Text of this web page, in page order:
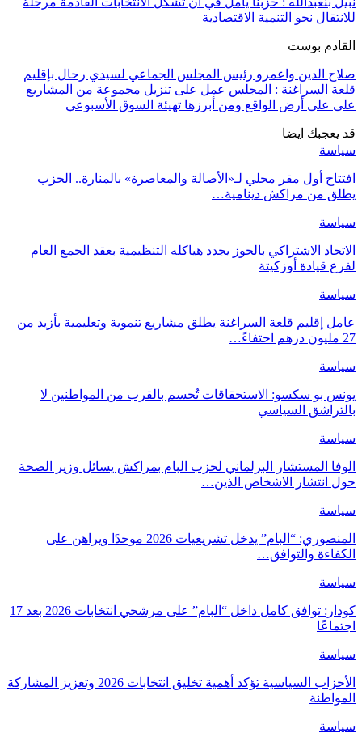
للانتقال نحو التنمية الاقتصادية
القادم بوست
صلاح الدين واعمرو رئيس المجلس الجماعي لسيدي رحال بإقليم
قلعة السراغنة : المجلس عمل على تنزيل مجموعة من المشاريع
على على أرض الواقع ومن أبرزها تهيئة السوق الأسبوعي
قد يعجبك ايضا
سياسة
افتتاح أول مقر محلي لـ«الأصالة والمعاصرة» بالمنارة.. الحزب
يطلق من مراكش دينامية…
سياسة
الاتحاد الاشتراكي بالحوز يجدد هياكله التنظيمية بعقد الجمع العام
لفرع قيادة أوزكيتة
سياسة
عامل إقليم قلعة السراغنة يطلق مشاريع تنموية وتعليمية بأزيد من
27 مليون درهم احتفاءً…
سياسة
يونس بو سكسو: الاستحقاقات تُحسم بالقرب من المواطنين لا
بالتراشق السياسي
سياسة
الوفا المستشار البرلماني لحزب البام بمراكش يسائل وزير الصحة
حول انتشار الاشخاص الذين…
سياسة
المنصوري: “البام” يدخل تشريعيات 2026 موحدًا ويراهن على
الكفاءة والتوافق…
سياسة
كودار: توافق كامل داخل “البام” على مرشحي انتخابات 2026 بعد 17
اجتماعًا
سياسة
الأحزاب السياسية تؤكد أهمية تخليق انتخابات 2026 وتعزيز المشاركة
المواطنة
سياسة